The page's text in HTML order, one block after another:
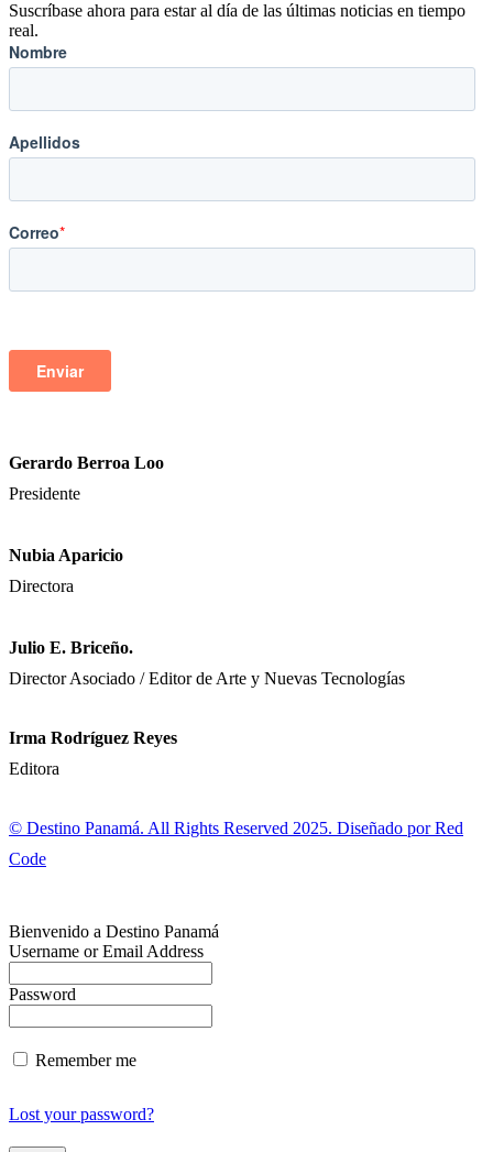
Suscríbase ahora para estar al día de las últimas noticias en tiempo
real.
Gerardo Berroa Loo
Presidente
Nubia Aparicio
Directora
Julio E. Briceño.
Director Asociado / Editor de Arte y Nuevas Tecnologías
Irma Rodríguez Reyes
Editora
© Destino Panamá. All Rights Reserved 2025. Diseñado por Red
Code
Bienvenido a Destino Panamá
Username or Email Address
Password
Remember me
Lost your password?